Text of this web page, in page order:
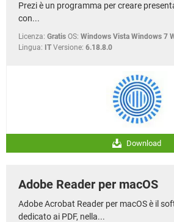
Prezi è un programma per creare
con...
Licenza: Gratis OS: Windows Vista Windows 7
Lingua: IT Versione: 6.18.8.0
Download
Adobe Reader per macOS
Adobe Acrobat Reader per macOS è il
dedicato ai PDF, nella...